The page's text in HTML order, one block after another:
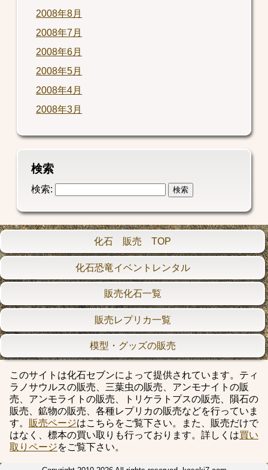
2008年8月
2008年7月
2008年6月
2008年5月
2008年4月
2008年3月
検索
検索:
化石 販売 TOP
化石恐竜イベントレンタル
販売化石一覧
販売レプリカ一覧
模型・グッズの販売
このサイトは化石セブンによって提供されています。ティ
ラノサウルスの販売、三葉虫の販売、アンモナイトの販
売、アンモライトの販売、トリケラトプスの販売、隕石の
販売、鉱物の販売、各種レプリカの販売などを行っていま
す。 販売ページはこちらをご覧下さい。また、販売だけで
はなく、標本の買い取りも行っております。詳しくは買い
取りページをご覧下さい。